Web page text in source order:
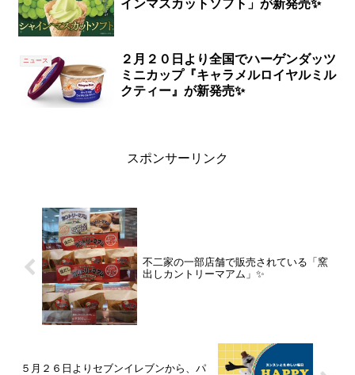
インマスカットソフト」が新発売✨
ニュース
２月２０日より全国でハーゲンダッツ
ミニカップ『キャラメルロイヤルミル
クティー』が新発売✨
スポンサーリンク
不二家の一部店舗で販売されている「窯
出しカントリーマアム」✨
５月２６日よりセブンイレブンから、パ